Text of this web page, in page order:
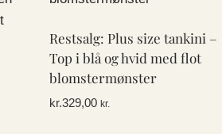
Mulighederne
kan
vælges
Restsalg: Plus size tankini –
Top i blå og hvid med flot
blomstermønster
kr.329,00 kr.